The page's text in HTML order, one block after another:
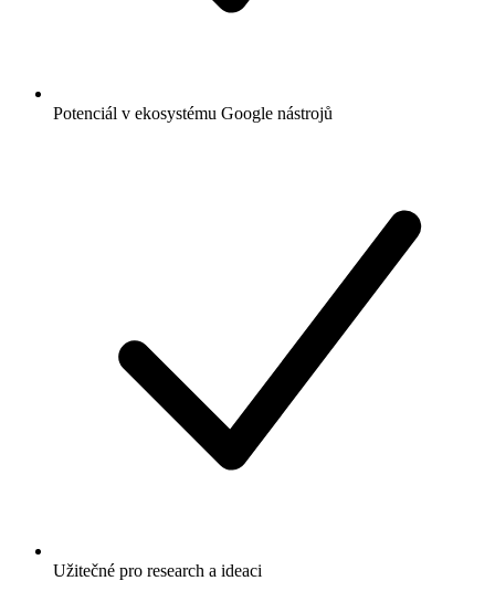
Potenciál v ekosystému Google nástrojů
Užitečné pro research a ideaci